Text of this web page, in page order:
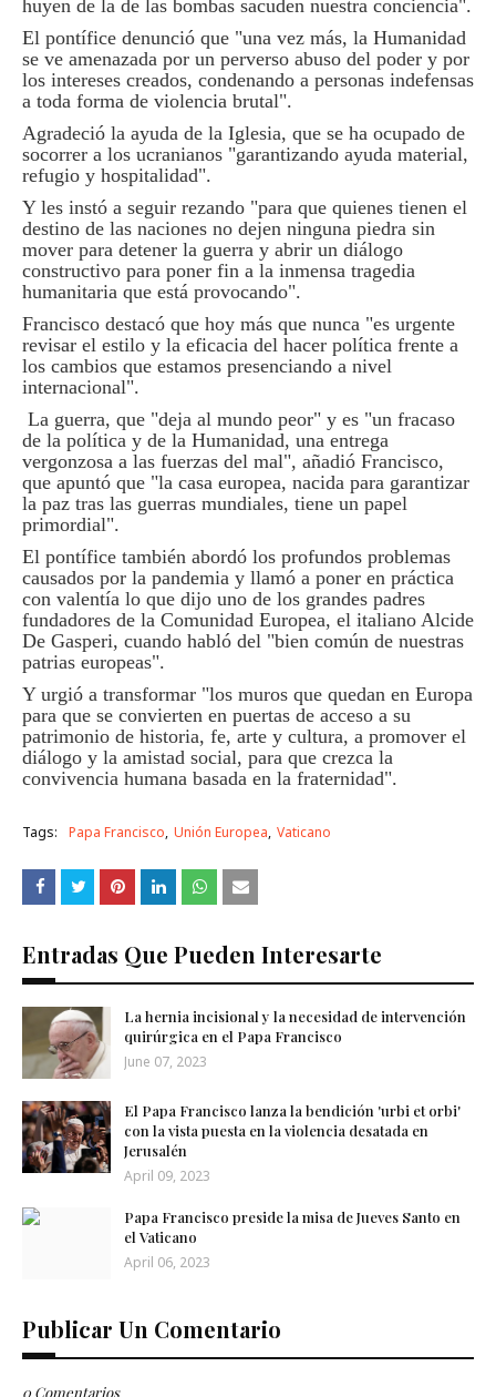
huyen de la de las bombas sacuden nuestra conciencia".
El pontífice denunció que "una vez más, la Humanidad
se ve amenazada por un perverso abuso del poder y por
los intereses creados, condenando a personas indefensas
a toda forma de violencia brutal".
Agradeció la ayuda de la Iglesia, que se ha ocupado de
socorrer a los ucranianos "garantizando ayuda material,
refugio y hospitalidad".
Y les instó a seguir rezando "para que quienes tienen el
destino de las naciones no dejen ninguna piedra sin
mover para detener la guerra y abrir un diálogo
constructivo para poner fin a la inmensa tragedia
humanitaria que está provocando".
Francisco destacó que hoy más que nunca "es urgente
revisar el estilo y la eficacia del hacer política frente a
los cambios que estamos presenciando a nivel
internacional".
La guerra, que "deja al mundo peor" y es "un fracaso
de la política y de la Humanidad, una entrega
vergonzosa a las fuerzas del mal", añadió Francisco,
que apuntó que "la casa europea, nacida para garantizar
la paz tras las guerras mundiales, tiene un papel
primordial".
El pontífice también abordó los profundos problemas
causados por la pandemia y llamó a poner en práctica
con valentía lo que dijo uno de los grandes padres
fundadores de la Comunidad Europea, el italiano Alcide
De Gasperi, cuando habló del "bien común de nuestras
patrias europeas".
Y urgió a transformar "los muros que quedan en Europa
para que se convierten en puertas de acceso a su
patrimonio de historia, fe, arte y cultura, a promover el
diálogo y la amistad social, para que crezca la
convivencia humana basada en la fraternidad".
Tags: Papa Francisco Unión Europea Vaticano
Entradas Que Pueden Interesarte
La hernia incisional y la necesidad de intervención
quirúrgica en el Papa Francisco
June 07, 2023
El Papa Francisco lanza la bendición 'urbi et orbi'
con la vista puesta en la violencia desatada en
Jerusalén
April 09, 2023
Papa Francisco preside la misa de Jueves Santo en
el Vaticano
April 06, 2023
Publicar Un Comentario
0 Comentarios